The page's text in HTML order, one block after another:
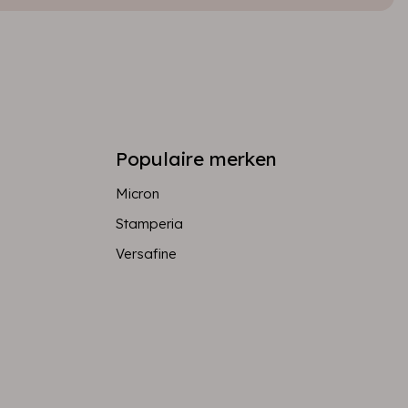
Populaire merken
Micron
Stamperia
Versafine